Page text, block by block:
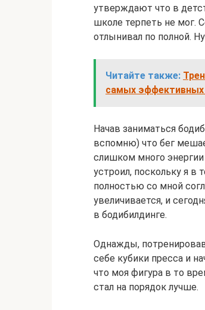
утверждают что в
школе терпеть не мог.
отлынивал по полной.
Читайте также:
самых эффективных
Начав заниматься
вспомню) что бег
слишком много
устроил, поскольку я в
полностью со мной
увеличивается, и
в бодибилдинге.
Однажды,
себе кубики пресса и
что моя фигура в то
стал на порядок лучше.